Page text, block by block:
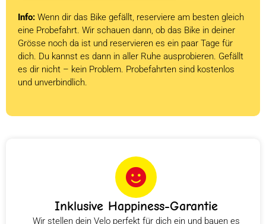
Info: Wenn dir das Bike gefällt, reserviere am besten gleich
eine Probefahrt. Wir schauen dann, ob das Bike in deiner
Grösse noch da ist und reservieren es ein paar Tage für
dich. Du kannst es dann in aller Ruhe ausprobieren. Gefällt
es dir nicht – kein Problem. Probefahrten sind kostenlos
und unverbindlich.
Inklusive Happiness-Garantie
Wir stellen dein Velo perfekt für dich ein und bauen es